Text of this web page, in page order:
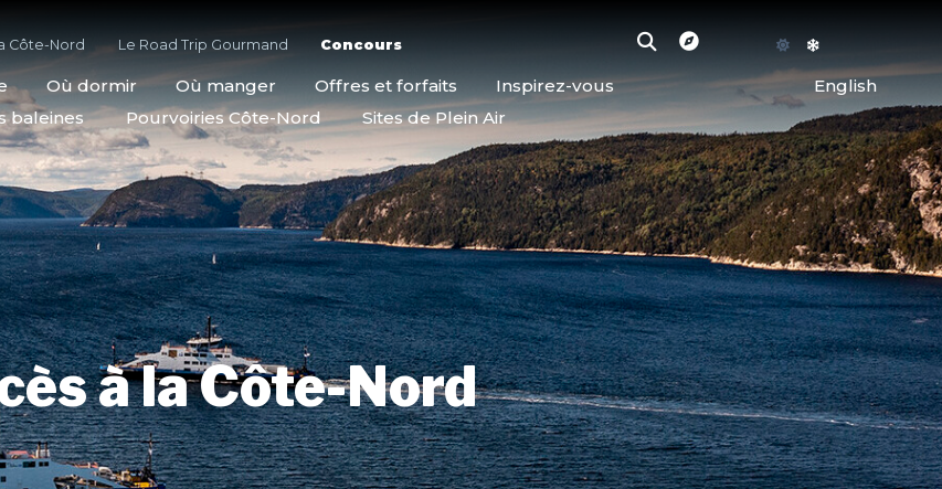
Côte-Nord Le Road Trip Gourmand Concours
Où dormir Où manger Offres et forfaits Inspirez-vous
English
baleines
Pourvoiries Côte-Nord Sites de Plein Air
à la Côte-Nord